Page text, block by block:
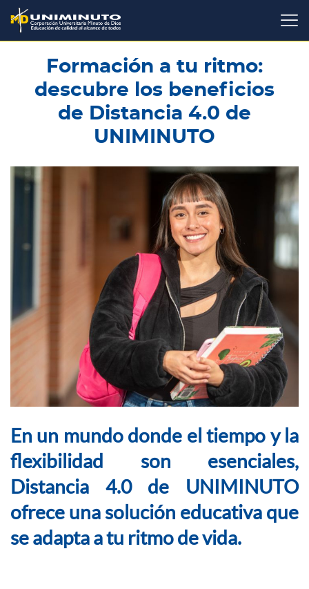
Pasar
contenido
principal
Formación a tu ritmo:
descubre los beneficios
de Distancia 4.0 de
UNIMINUTO
En un mundo donde el tiempo y la
flexibilidad son esenciales,
Distancia 4.0 de UNIMINUTO
ofrece una solución educativa que
se adapta a tu ritmo de vida.